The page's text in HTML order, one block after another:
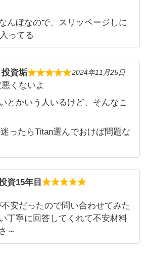
んぼなので、スリッページしに
ってる
2024年11月25日
くないよ
とかいう人いるけど、そんなこ
ったらTitan選んでおけば問題な
資垢
安だったので問い合わせてみた
丁寧に回答してくれて不安材料
～
資15年目